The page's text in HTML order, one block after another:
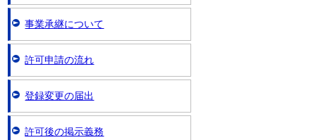
事業承継について
許可申請の流れ
登録変更の届出
許可後の掲示義務